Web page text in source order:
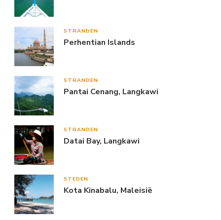
STRANDEN
Perhentian Islands
STRANDEN
Pantai Cenang, Langkawi
STRANDEN
Datai Bay, Langkawi
STEDEN
Kota Kinabalu, Maleisië